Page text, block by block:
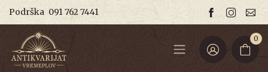
Podrška 091 762 7441
0